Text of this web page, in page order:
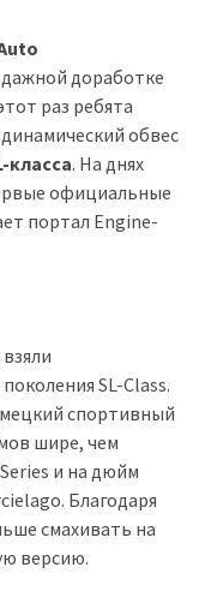
доработке
раз ребята
обвес
класса. На днях
официальные
портал Engine-
SL-Class.
спортивный
шире, чем
Series и на дюйм
Благодаря
смахивать на
версию.